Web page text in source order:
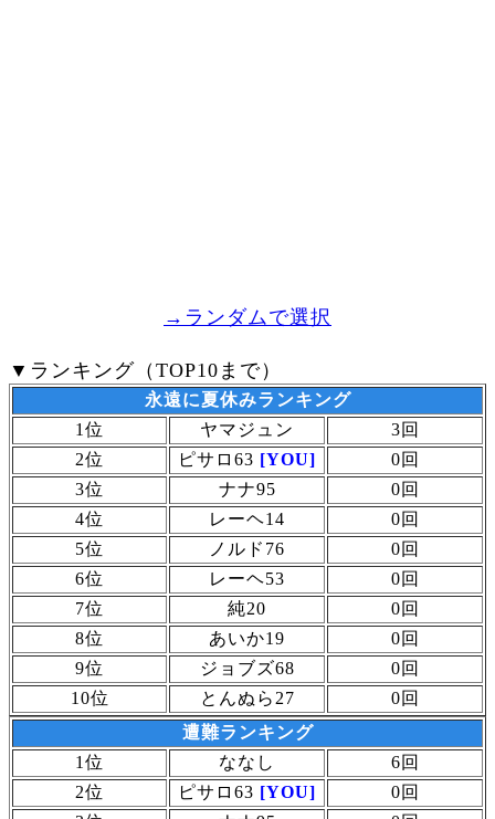
→ランダムで選択
▼ランキング（TOP10まで）
永遠に夏休みランキング
1位
ヤマジュン
3回
2位
ピサロ63 [YOU]
0回
3位
ナナ95
0回
4位
レーヘ14
0回
5位
ノルド76
0回
6位
レーヘ53
0回
7位
純20
0回
8位
あいか19
0回
9位
ジョブズ68
0回
10位
とんぬら27
0回
遭難ランキング
1位
ななし
6回
2位
ピサロ63 [YOU]
0回